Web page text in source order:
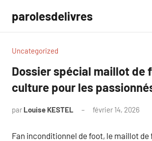
contenu
parolesdelivres
Uncategorized
Dossier spécial maillot de
culture pour les
par Louise KESTEL février 14, 2026
Fan inconditionnel de foot, le maillot de